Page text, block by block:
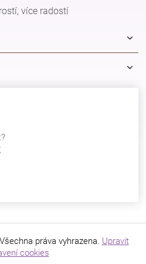
více radostí
práva vyhrazena. Upravit
cookies